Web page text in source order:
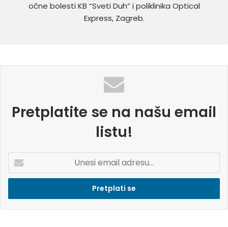
očne bolesti KB “Sveti Duh” i poliklinika Optical
Express, Zagreb.
Pretplatite se na našu email
listu!
e
i
e